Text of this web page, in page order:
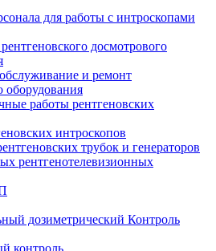
для работы с интроскопами
досмотрового
и ремонт
оборудования
работы рентгеновских
интроскопов
трубок и генераторов
рентгенотелевизионных
дозиметрический Контроль